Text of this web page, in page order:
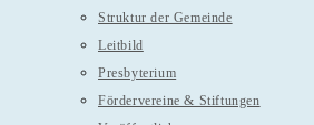
Struktur der Gemeinde
Leitbild
Presbyterium
Fördervereine & Stiftungen